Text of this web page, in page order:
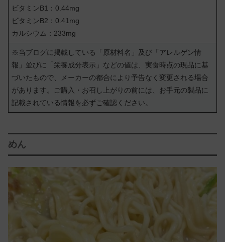
ビタミンB1：0.44mg
ビタミンB2：0.41mg
カルシウム：233mg
※当ブログに掲載している「原材料名」及び「アレルゲン情
報」並びに「栄養成分表示」などの値は、実食時点の現品に基
づいたもので、メーカーの都合により予告なく変更される場合
があります。ご購入・お召し上がりの前には、お手元の製品に
記載されている情報を必ずご確認ください。
めん